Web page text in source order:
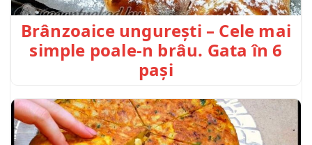
Brânzoaice ungurești – Cele mai
simple poale-n brâu. Gata în 6
pași